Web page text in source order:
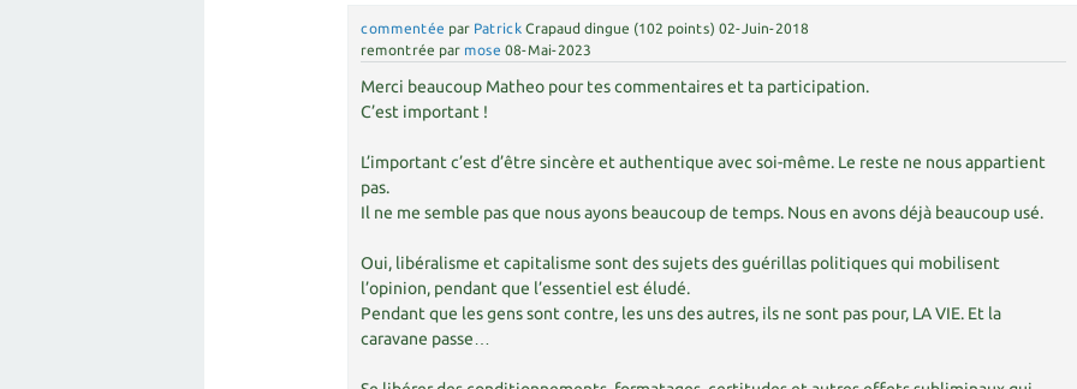
commentée par Patrick Crapaud dingue (102 points) 02-Juin-2018
remontrée par mose 08-Mai-2023
Merci beaucoup Matheo pour tes commentaires et ta participation.
C’est important !
L’important c’est d’être sincère et authentique avec soi-même. Le reste ne nous appartient
pas.
Il ne me semble pas que nous ayons beaucoup de temps. Nous en avons déjà beaucoup usé.
Oui, libéralisme et capitalisme sont des sujets des guérillas politiques qui mobilisent
l’opinion, pendant que l’essentiel est éludé.
Pendant que les gens sont contre, les uns des autres, ils ne sont pas pour, LA VIE. Et la
caravane passe…